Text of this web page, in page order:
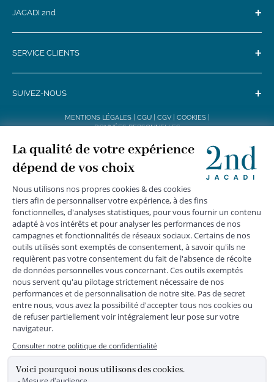
JACADI 2nd +
SERVICE CLIENTS +
SUIVEZ-NOUS +
MENTIONS LÉGALES| CGU| CGV| COOKIES|
DONNÉES PERSONNELLES
*Livraison express gratuite en point relais dès 59 € et à domicile dès 150
€ vers la France Métropolitaine
Les données collectées par la société JACADI, responsable
du traitement, sont nécessaires à l'envoi de newsletters, à la
création de compte, pour le traitement, le suivi et la livraison
de votre commande, ainsi que pour le suivi de votre
adhésion au programme fidélité. Conformément au
Règlement Européen 2016/679 du 27 avril 2016 sur la
protection des données personnelles, vous bénéficiez d'un
droit d'accès, d'édiction des directives anticipées, de
rectification, d'opposition, d'effacement, de portabilité ou de
limitation aux traitements de données vous concernant.
Vous pouvez exercer vos droits en écrivant à JACADI –
Service Clients – 2/10 Rue Chaptal, 92300 LEVALLOIS-
Pour plus d'informations, vous pouvez consulter notre